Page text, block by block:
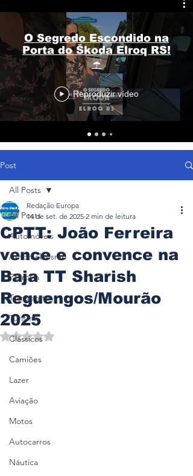
O Segredo Escondido na
Porta do Škoda Elroq RS!
☔
Reproduzir vídeo
Post
All Posts
Automóveis
Automobilismo
Ferrovia
Transporte
Turismo
Clássicos
Camiões
Lazer
Aviação
Motos
Autocarros
Náutica
All Posts
CPTT: João Ferreira
vence e convence na
Baja TT Sharish
Reguengos/Mourão
2025
Redação Europa
14 de set. de 2025 2 min de leitura
Avaliado com NaN de 5 estrelas.